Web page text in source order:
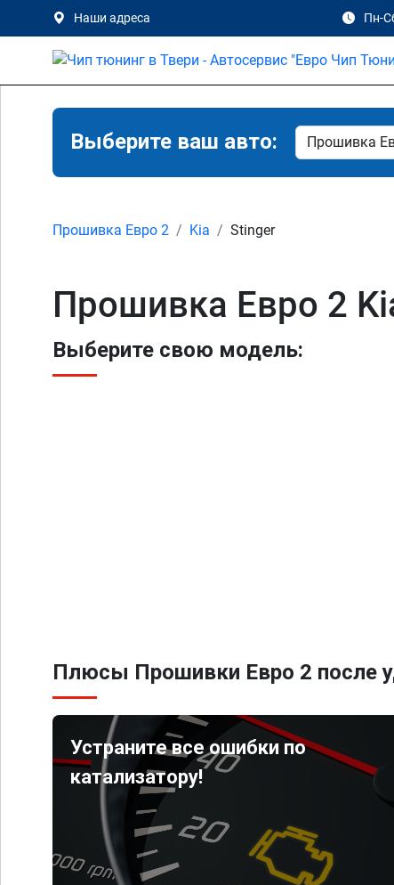
Наши адреса Пн-
Выберите ваш авто:
Прошивка Евро 2 Kia Stinger
Прошивка Евро 2
Выберите свою модель:
Плюсы Прошивки Евро 2 после
Устраните все ошибки по
катализатору!